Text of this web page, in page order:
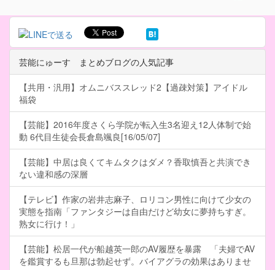
芸能にゅーす まとめブログの人気記事
【共用・汎用】オムニバススレッド2【過疎対策】アイドル
福袋
【芸能】2016年度さくら学院が転入生3名迎え12人体制で始
動 6代目生徒会長倉島颯良[16/05/07]
【芸能】中居は良くてキムタクはダメ？香取慎吾と共演でき
ない違和感の深層
【テレビ】作家の岩井志麻子、ロリコン男性に向けて少女の
実態を指南「ファンタジーは自由だけど幼女に夢持ちすぎ。
熟女に行け！」
【芸能】松居一代が船越英一郎のAV履歴を暴露 「夫婦でAV
を鑑賞するも旦那は勃起せず。バイアグラの効果はありませ